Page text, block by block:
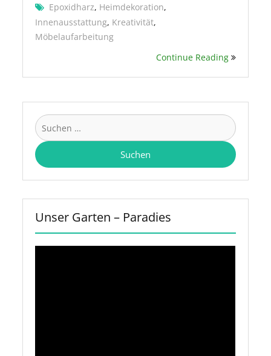
Epoxidharz, Heimdekoration,
Innenausstattung, Kreativität,
Möbelaufarbeitung
Continue Reading
Suchen
nach:
Unser Garten – Paradies